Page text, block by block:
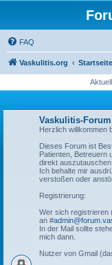
FAQ
Vaskulitis.org
Vaskulitis-Forum
Herzlich willkommen
Dieses Forum ist
Patienten, Betreuern
direkt
Ich behalte mir
verstoßen oder
Registrierung:
Wer sich registrieren
an #
In der Mail sollte
mich dann.
Nutzer von Gmail